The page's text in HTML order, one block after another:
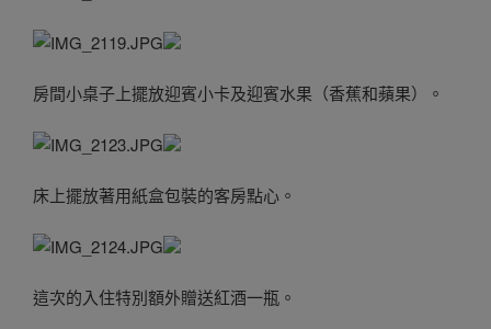
房間小桌子上擺放迎賓小卡及迎賓水果（香蕉和蘋果）。
床上擺放著用紙盒包裝的客房點心。
這次的入住特別額外贈送紅酒一瓶。